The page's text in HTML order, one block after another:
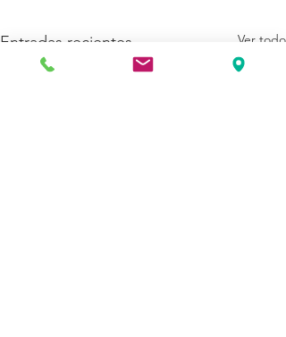
Entradas recientes Ver todo